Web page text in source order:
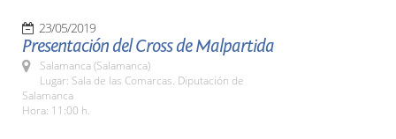
23/05/2019
Presentación del Cross de Malpartida
Salamanca (Salamanca)
Lugar: Sala de las Comarcas. Diputación de
Salamanca
Hora: 11:00 h.